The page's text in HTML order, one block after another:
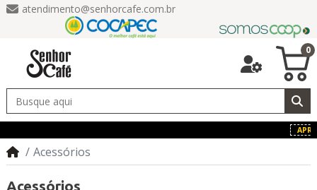
atendimento@senhorcafe.com.br
0
Acessórios
Acessórios